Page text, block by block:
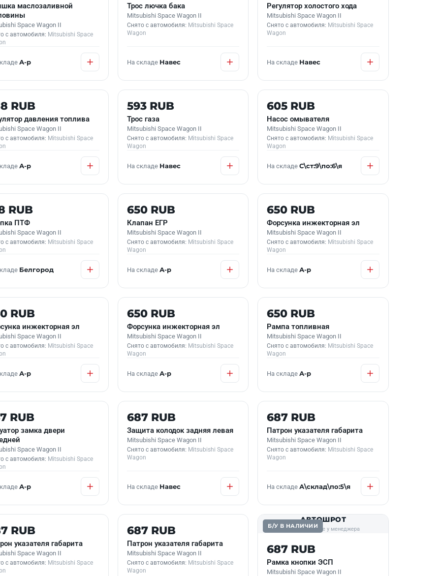
маслозаливной
Space Wagon II
с автомобиля: Mitsubishi Space
А-р
Трос лючка бака
Mitsubishi Space Wagon II
Снято с автомобиля: Mitsubishi Space
Wagon
На складе Навес
Регулятор холостого хода
Mitsubishi Space Wagon II
Снято с автомобиля: Mitsubishi Space
Wagon
На складе Навес
НАЛИЧИИ
RUB
давления топлива
Space Wagon II
с автомобиля: Mitsubishi Space
А-р
Б/У В НАЛИЧИИ
593 RUB
Трос газа
Mitsubishi Space Wagon II
Снято с автомобиля: Mitsubishi Space
Wagon
На складе Навес
Б/У В НАЛИЧИИ
605 RUB
Насос омывателя
Mitsubishi Space Wagon II
Снято с автомобиля: Mitsubishi Space
Wagon
На складеС\ст:9\по:6\я
НАЛИЧИИ
RUB
ПТФ
Space Wagon II
с автомобиля: Mitsubishi Space
Белгород
Б/У В НАЛИЧИИ
650 RUB
Клапан ЕГР
Mitsubishi Space Wagon II
Снято с автомобиля: Mitsubishi Space
Wagon
На складе А-р
Б/У В НАЛИЧИИ
650 RUB
Форсунка инжекторная эл
Mitsubishi Space Wagon II
Снято с автомобиля: Mitsubishi Space
Wagon
На складеА-р
НАЛИЧИИ
RUB
инжекторная эл
Space Wagon II
с автомобиля: Mitsubishi Space
А-р
Б/У В НАЛИЧИИ
650 RUB
Форсунка инжекторная эл
Mitsubishi Space Wagon II
Снято с автомобиля: Mitsubishi Space
Wagon
На складе А-р
Б/У В НАЛИЧИИ
650 RUB
Рампа топливная
Mitsubishi Space Wagon II
Снято с автомобиля: Mitsubishi Space
Wagon
На складеА-р
НАЛИЧИИ
RUB
замка двери
Space Wagon II
с автомобиля: Mitsubishi Space
А-р
Б/У В НАЛИЧИИ
687 RUB
Защита колодок задняя левая
Mitsubishi Space Wagon II
Снято с автомобиля: Mitsubishi Space
Wagon
На складе Навес
Б/У В НАЛИЧИИ
687 RUB
Патрон указателя габарита
Mitsubishi Space Wagon II
Снято с автомобиля: Mitsubishi Space
Wagon
На складеА\склад\по:5\я
НАЛИЧИИ
RUB
указателя габарита
Space Wagon II
с автомобиля: Mitsubishi Space
Б/У В НАЛИЧИИ
687 RUB
Патрон указателя габарита
Mitsubishi Space Wagon II
Снято с автомобиля: Mitsubishi Space
Wagon
Б/У В НАЛИЧИИ
АВТОШРОТ
фото уточняйте у менеджера
687 RUB
Рамка кнопки ЭСП
Mitsubishi Space Wagon II